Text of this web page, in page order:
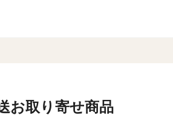
お取り寄せ商品